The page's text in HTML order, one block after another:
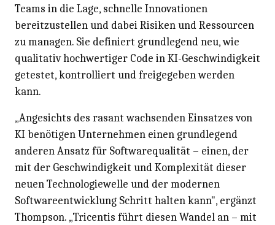
Teams in die Lage, schnelle Innovationen
bereitzustellen und dabei Risiken und Ressourcen
zu managen. Sie definiert grundlegend neu, wie
qualitativ hochwertiger Code in KI-Geschwindigkeit
getestet, kontrolliert und freigegeben werden
kann.
„Angesichts des rasant wachsenden Einsatzes von
KI benötigen Unternehmen einen grundlegend
anderen Ansatz für Softwarequalität – einen, der
mit der Geschwindigkeit und Komplexität dieser
neuen Technologiewelle und der modernen
Softwareentwicklung Schritt halten kann", ergänzt
Thompson. „Tricentis führt diesen Wandel an – mit